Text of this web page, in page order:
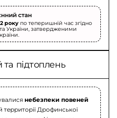
стан
року по теперишній час згідно
України, затвердженими
підтоплень
небезпеки повеней
территорії Дрофинської